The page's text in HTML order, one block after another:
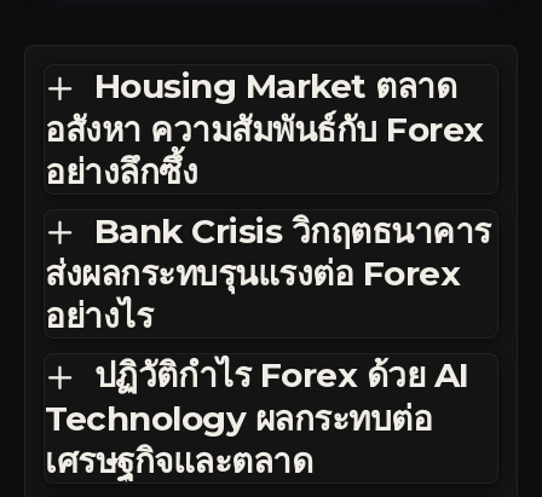
Housing Market ตลาด
อสังหา ความสัมพันธ์กับ Forex
อย่างลึกซึ้ง
Bank Crisis วิกฤตธนาคาร
ส่งผลกระทบรุนแรงต่อ Forex
อย่างไร
ปฏิวัติกำไร Forex ด้วย AI
Technology ผลกระทบต่อ
เศรษฐกิจและตลาด